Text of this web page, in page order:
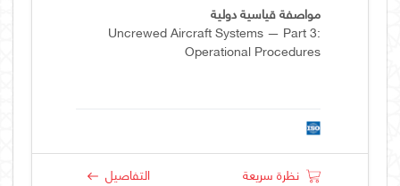
مواصفة قياسية دولية
Uncrewed Aircraft Systems — Part 3:
Operational Procedures
نظرة سريعة التفاصيل